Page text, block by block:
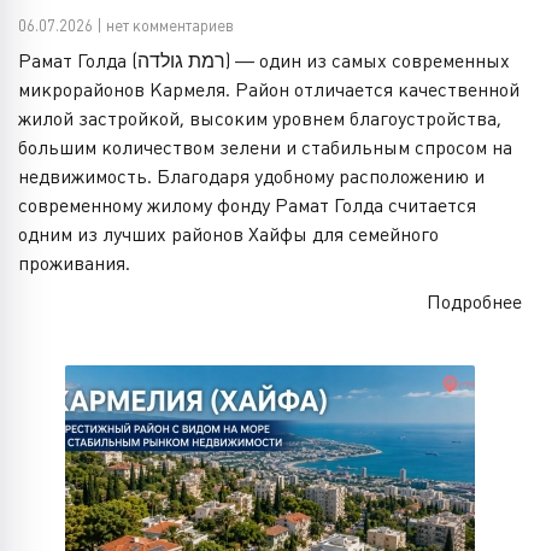
06.07.2026 | нет комментариев
Рамат Голда (רמת גולדה) — один из самых современных
микрорайонов Кармеля. Район отличается качественной
жилой застройкой, высоким уровнем благоустройства,
большим количеством зелени и стабильным спросом на
недвижимость. Благодаря удобному расположению и
современному жилому фонду Рамат Голда считается
одним из лучших районов Хайфы для семейного
проживания.
Подробнее